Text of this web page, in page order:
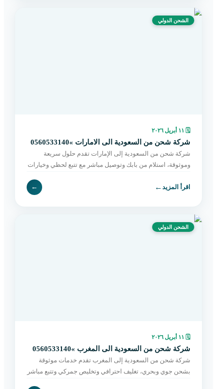
الشحن الدولي
🗓 ١١ أبريل ٢٠٢٦
شركة شحن من السعودية الى الامارات »0560533140
شركة شحن من السعودية إلى الإمارات تقدم حلول سريعة
وموثوقة، استلام من بابك وتوصيل مباشر مع تتبع لحظي وخيارات
اقرأ المزيد←
←
الشحن الدولي
🗓 ١١ أبريل ٢٠٢٦
شركة شحن من السعودية الى المغرب »0560533140
شركة شحن من السعودية إلى المغرب تقدم خدمات موثوقة
بشحن جوي وبحري، تغليف احترافي وتخليص جمركي وتتبع مباشر